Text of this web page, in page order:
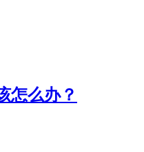
怎么办？